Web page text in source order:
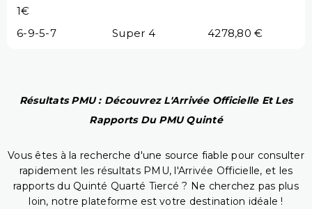
1€
6-9-5-7
Super 4 4278,80 €
Résultats PMU : Découvrez L'Arrivée Officielle Et Les
Rapports Du PMU Quinté
Vous êtes à la recherche d'une source fiable pour consulter
rapidement les résultats PMU, l'Arrivée Officielle, et les
rapports du Quinté Quarté Tiercé ? Ne cherchez pas plus
loin, notre plateforme est votre destination idéale !